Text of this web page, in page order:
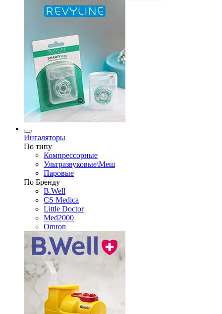
Ингаляторы
По типу
Компрессорные
Ультразвуковые\Меш
Паровые
По Бренду
B.Well
CS Medica
Little Doctor
Med2000
Omron